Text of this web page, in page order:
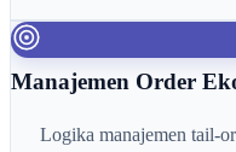
Manajemen Order
Logika manajemen tail-